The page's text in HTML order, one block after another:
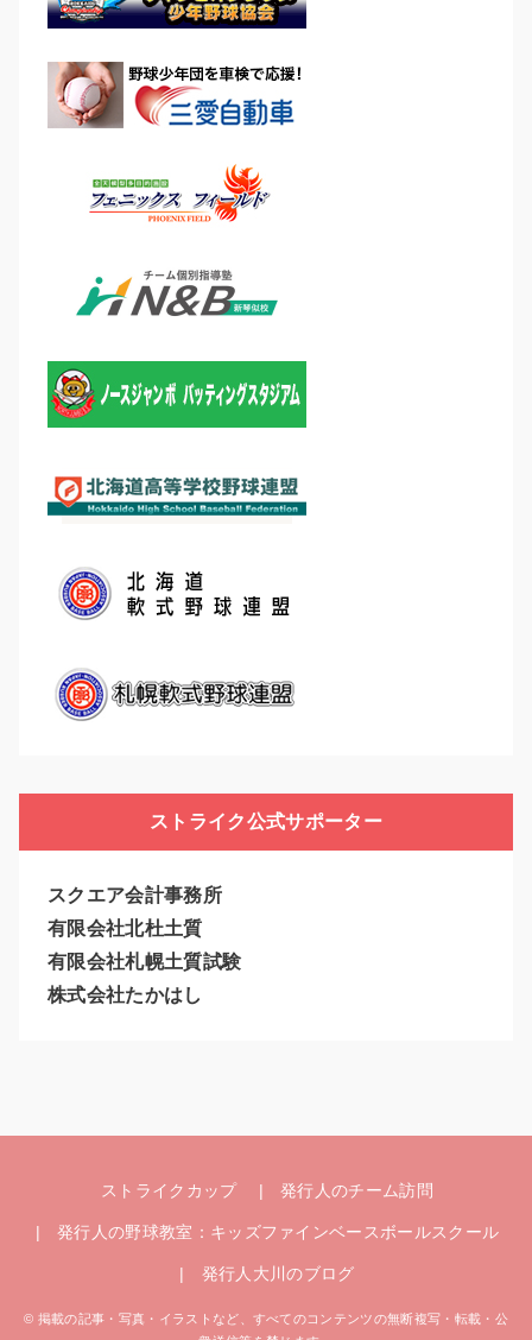
ストライク公式サポーター
スクエア会計事務所
有限会社北杜土質
有限会社札幌土質試験
株式会社たかはし
ストライクカップ 発行人のチーム訪問
発行人の野球教室：キッズファインベースボールスクール
発行人大川のブログ
© 掲載の記事・写真・イラストなど、すべてのコンテンツの無断複写・転載・公